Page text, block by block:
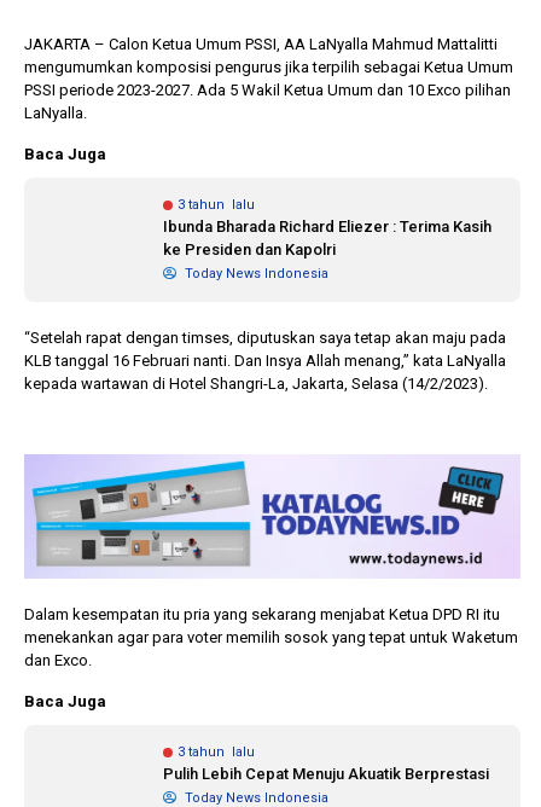
JAKARTA – Calon Ketua Umum PSSI, AA LaNyalla Mahmud Mattalitti
mengumumkan komposisi pengurus jika terpilih sebagai Ketua Umum
PSSI periode 2023-2027. Ada 5 Wakil Ketua Umum dan 10 Exco pilihan
LaNyalla.
Baca Juga
3 tahun lalu
Ibunda Bharada Richard Eliezer : Terima Kasih
ke Presiden dan Kapolri
Today News Indonesia
“Setelah rapat dengan timses, diputuskan saya tetap akan maju pada
KLB tanggal 16 Februari nanti. Dan Insya Allah menang,” kata LaNyalla
kepada wartawan di Hotel Shangri-La, Jakarta, Selasa (14/2/2023).
Dalam kesempatan itu pria yang sekarang menjabat Ketua DPD RI itu
menekankan agar para voter memilih sosok yang tepat untuk Waketum
dan Exco.
Baca Juga
3 tahun lalu
Pulih Lebih Cepat Menuju Akuatik Berprestasi
Today News Indonesia
Banyak Gugatan di
Ragukan SDM Bawaslu
KPU